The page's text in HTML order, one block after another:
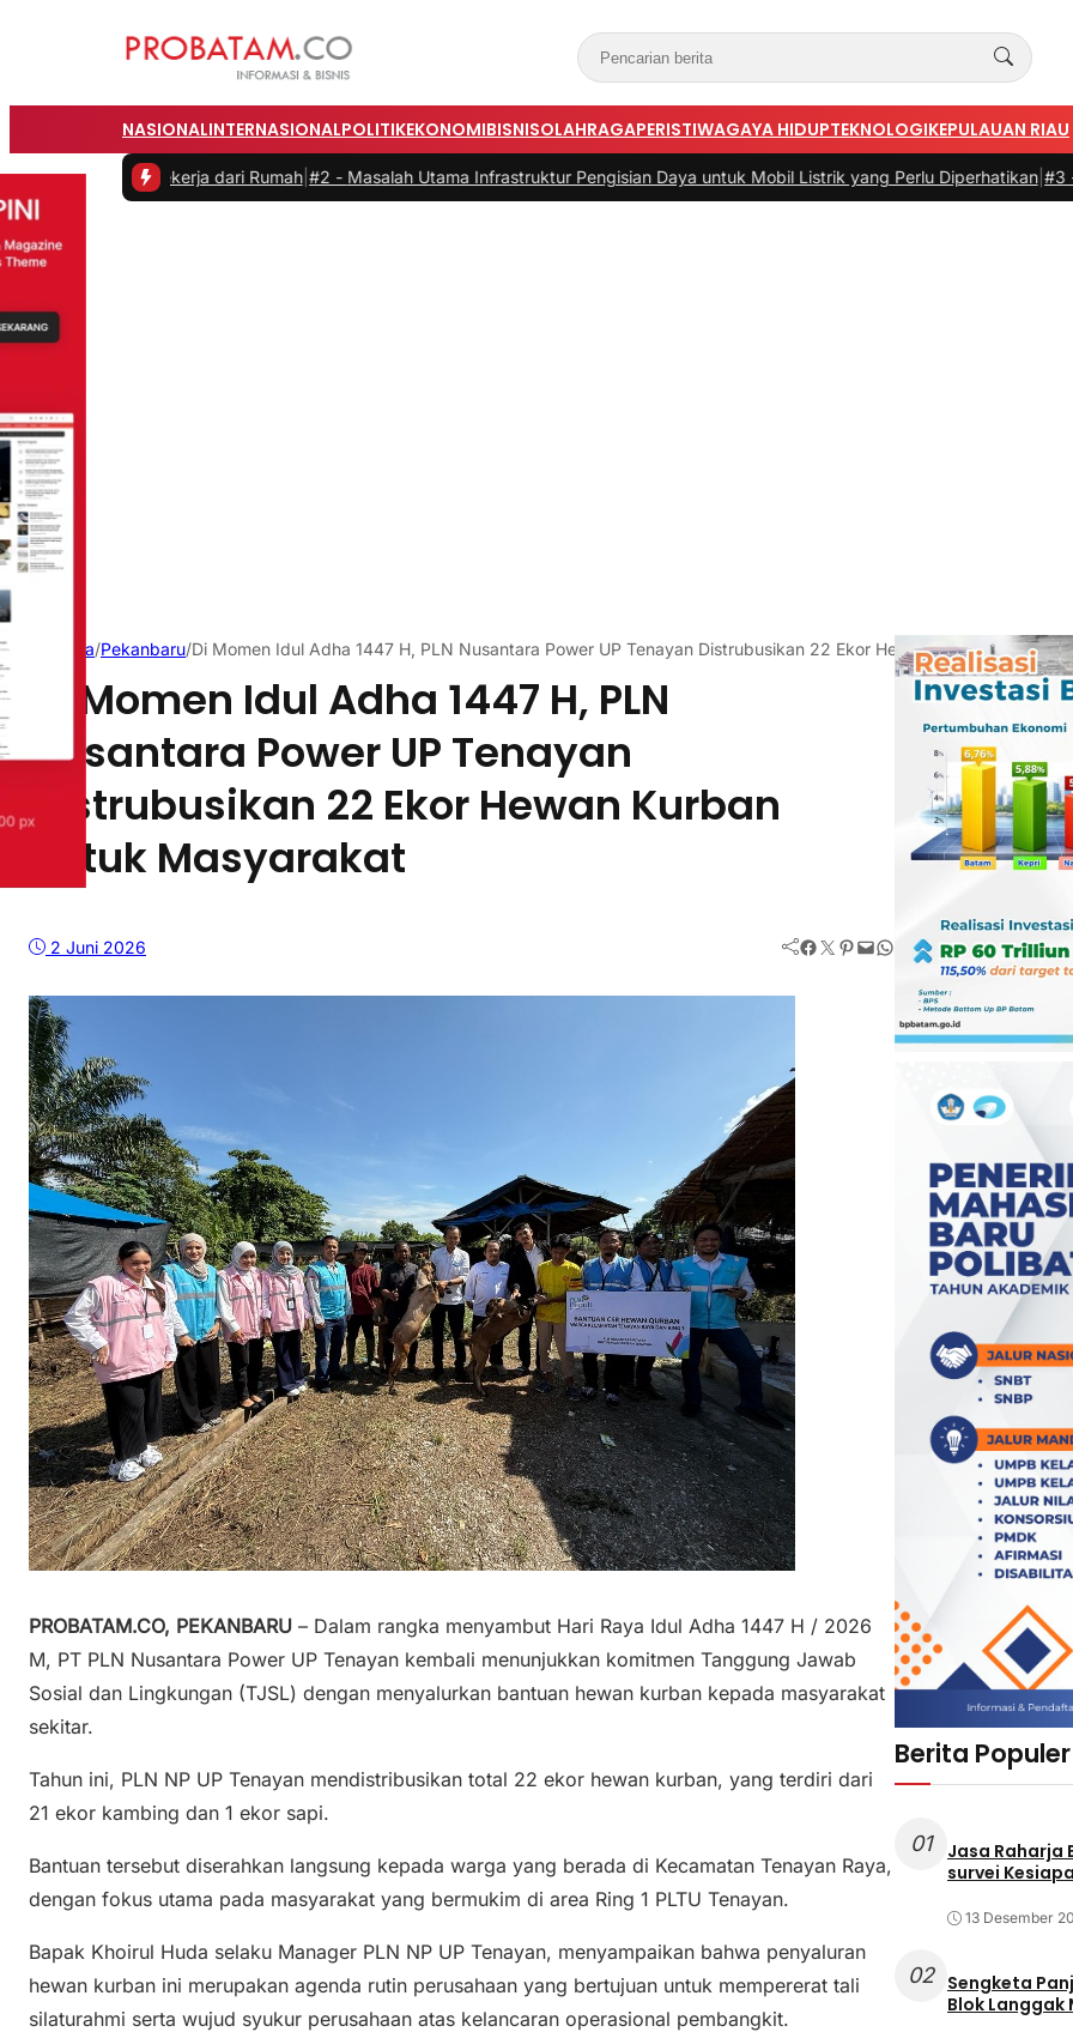
NASIONALINTERNASIONALPOLITIKEKONOMIBISNISOLAHRAGAPERISTIWAGAYA HIDUPTEKNOLOGIKEPULAUAN RIAU
Bekerja dari Rumah|#2 -Masalah Utama Infrastruktur Pengisian Daya untuk Mobil Listrik yang Perlu Diperhatikan|#3 -Panduan
Beranda/Pekanbaru/Di Momen Idul Adha 1447 H, PLN Nusantara Power UP Tenayan Distrubusikan 22 Ekor Hewan Kurban untuk
Di Momen Idul Adha 1447 H, PLN
Nusantara Power UP Tenayan
Distrubusikan 22 Ekor Hewan Kurban
untuk Masyarakat
2 Juni 2026 Facebook Twitter Pinterest Mail WhatsApp
PROBATAM.CO, PEKANBARU – Dalam rangka menyambut Hari Raya Idul Adha 1447 H / 2026
M, PT PLN Nusantara Power UP Tenayan kembali menunjukkan komitmen Tanggung Jawab
Sosial dan Lingkungan (TJSL) dengan menyalurkan bantuan hewan kurban kepada masyarakat
sekitar.
Tahun ini, PLN NP UP Tenayan mendistribusikan total 22 ekor hewan kurban, yang terdiri dari
21 ekor kambing dan 1 ekor sapi.
Bantuan tersebut diserahkan langsung kepada warga yang berada di Kecamatan Tenayan Raya,
dengan fokus utama pada masyarakat yang bermukim di area Ring 1 PLTU Tenayan.
Bapak Khoirul Huda selaku Manager PLN NP UP Tenayan, menyampaikan bahwa penyaluran
hewan kurban ini merupakan agenda rutin perusahaan yang bertujuan untuk mempererat tali
silaturahmi serta wujud syukur perusahaan atas kelancaran operasional pembangkit.
Berita Populer
01
Jasa Raharja
survei
13 Desember
02
Sengketa
Blok Langgak